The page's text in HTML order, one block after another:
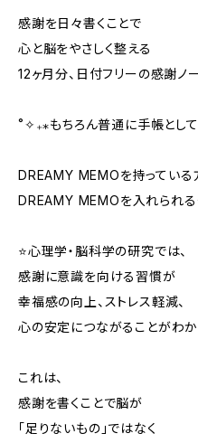
感謝を日々書くことで
心と脳をやさしく整える
12ヶ月分、日付フリーの感謝ノー
˚✧₊⁎もちろん普通に手帳とし
DREAMY MEMOを持っている
DREAMY MEMOを入れられる
⭐️心理学・脳科学の研究では、
感謝に意識を向ける習慣が
幸福感の向上、ストレス軽減、
心の安定につながることがわか
これは、
感謝を書くことで脳が
「足りないもの」ではなく